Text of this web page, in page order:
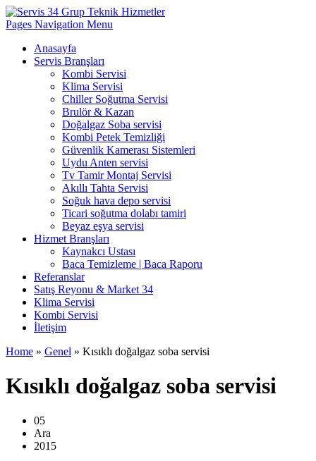
Pages Navigation Menu
Anasayfa
Servis Branşları
Kombi Servisi
Klima Servisi
Chiller Soğutma Servisi
Brulör & Kazan
Doğalgaz Soba servisi
Kombi Petek Temizliği
Güvenlik Kamerası Sistemleri
Uydu Anten servisi
Tv Tamir Montaj Servisi
Akıllı Tahta Servisi
Soğuk hava depo servisi
Ticari soğutma dolabı tamiri
Beyaz eşya servisi
Hizmet Branşları
Kaynakcı Ustası
Baca Temizleme | Baca Raporu
Referanslar
Satış Reyonu & Market 34
Klima Servisi
Kombi Servisi
İletişim
Home » Genel » Kısıklı doğalgaz soba servisi
Kısıklı doğalgaz soba servisi
05
Ara
2015